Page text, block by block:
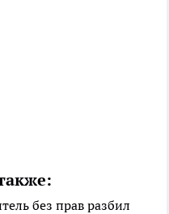
без прав разбил